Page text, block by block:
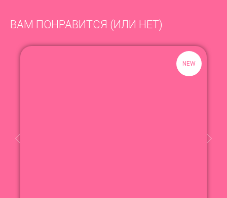
ВАМ ПОНРАВИТСЯ (ИЛИ НЕТ)
NEW